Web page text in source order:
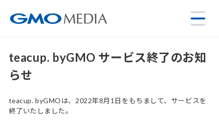
teacup. byGMO サービス終了のお知
らせ
teacup. byGMOは、2022年8月1日をもちまして、サービスを
終了いたしました。